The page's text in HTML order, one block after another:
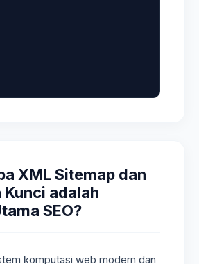
XML Sitemap dan
Kunci adalah
SEO?
komputasi web modern dan